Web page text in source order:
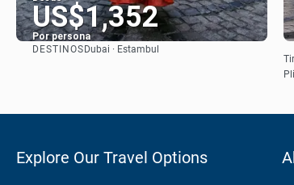
US$1,352
Por persona
DESTINOS Dubai · Estambul
Explore Our Travel Options